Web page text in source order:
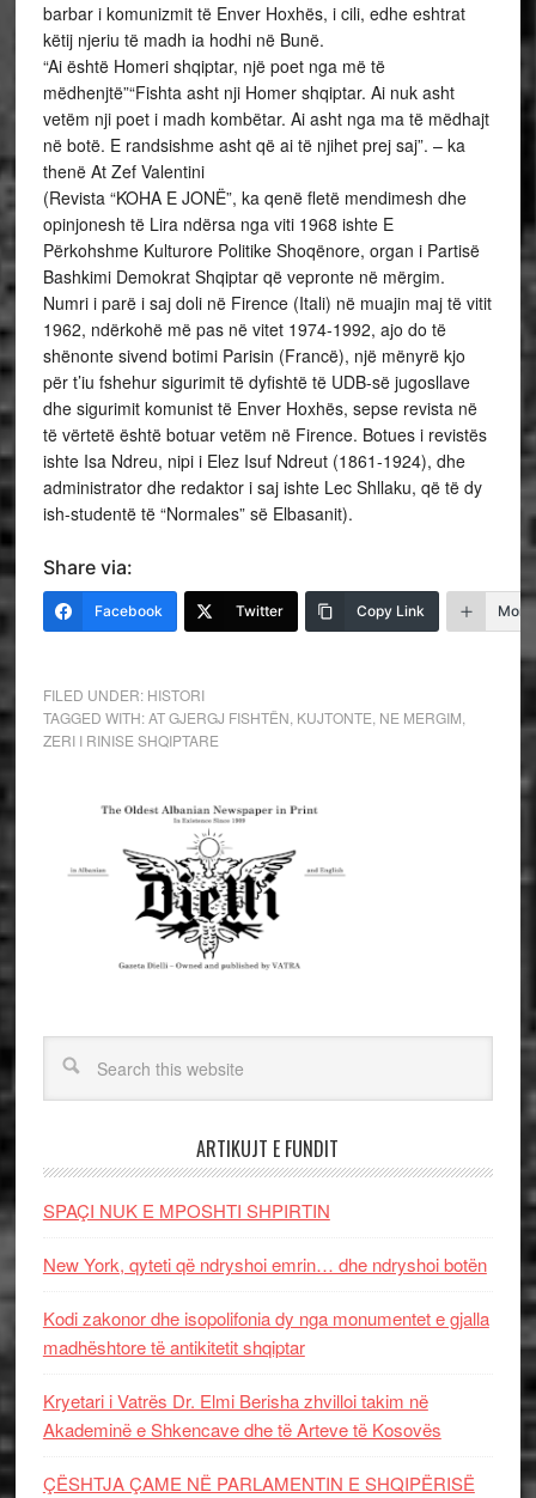
barbar i komunizmit të Enver Hoxhës, i cili, edhe eshtrat
këtij njeriu të madh ia hodhi në Bunë.
“Ai është Homeri shqiptar, një poet nga më të
mëdhenjtë”“Fishta asht nji Homer shqiptar. Ai nuk asht
vetëm nji poet i madh kombëtar. Ai asht nga ma të mëdhajt
në botë. E randsishme asht që ai të njihet prej saj”. – ka
thenë At Zef Valentini
(Revista “KOHA E JONË”, ka qenë fletë mendimesh dhe
opinjonesh të Lira ndërsa nga viti 1968 ishte E
Përkohshme Kulturore Politike Shoqënore, organ i Partisë
Bashkimi Demokrat Shqiptar që vepronte në mërgim.
Numri i parë i saj doli në Firence (Itali) në muajin maj të vitit
1962, ndërkohë më pas në vitet 1974-1992, ajo do të
shënonte sivend botimi Parisin (Francë), një mënyrë kjo
për t’iu fshehur sigurimit të dyfishtë të UDB-së jugosllave
dhe sigurimit komunist të Enver Hoxhës, sepse revista në
të vërtetë është botuar vetëm në Firence. Botues i revistës
ishte Isa Ndreu, nipi i Elez Isuf Ndreut (1861-1924), dhe
administrator dhe redaktor i saj ishte Lec Shllaku, që të dy
ish-studentë të “Normales” së Elbasanit).
Share via:
Facebook Twitter Copy Link More
FILED UNDER: HISTORI
TAGGED WITH:AT GJERGJ FISHTËN KUJTONTE NE MERGIM
ZERI I RINISE SHQIPTARE
ARTIKUJT E FUNDIT
SPAÇI NUK E MPOSHTI SHPIRTIN
New York, qyteti që ndryshoi emrin… dhe ndryshoi botën
Kodi zakonor dhe isopolifonia dy nga monumentet e gjalla
madhështore të antikitetit shqiptar
Kryetari i Vatrës Dr. Elmi Berisha zhvilloi takim në
Akademinë e Shkencave dhe të Arteve të Kosovës
ÇËSHTJA ÇAME NË PARLAMENTIN E SHQIPËRISË